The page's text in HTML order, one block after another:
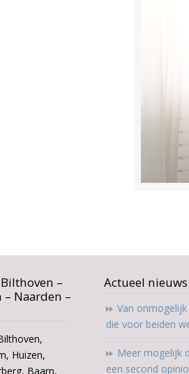
–
Naarden –
Huizen,
Baarn,
Actueel nieuws
Van
die voor beiden
Meer mogelijk
een second